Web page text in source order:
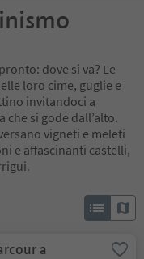
dove si va? Le
loro cime, guglie e
invitandoci a
si gode dall’alto.
vigneti e meleti
e affascinanti castelli,
a